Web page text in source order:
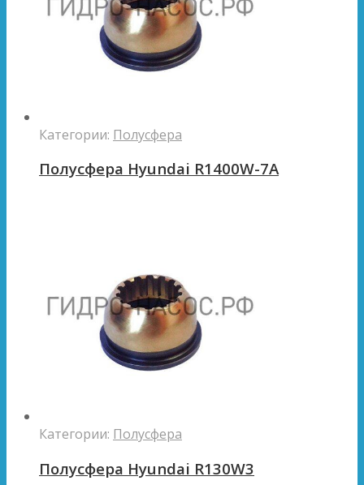
Категории: Полусфера
Полусфера Hyundai R1400W-7A
Категории: Полусфера
Полусфера Hyundai R130W3